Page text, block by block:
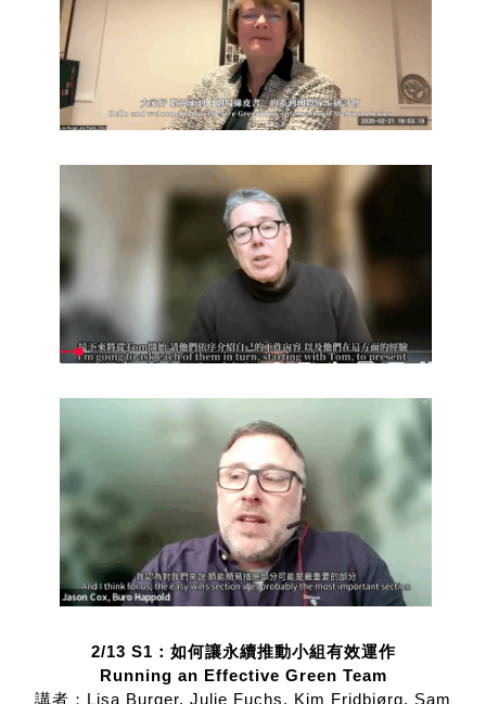
2/13 S1：如何讓永續推動小組有效運作
Running an Effective Green Team
講者：Lisa Burger, Julie Fuchs, Kim Fridbjørg, Sam